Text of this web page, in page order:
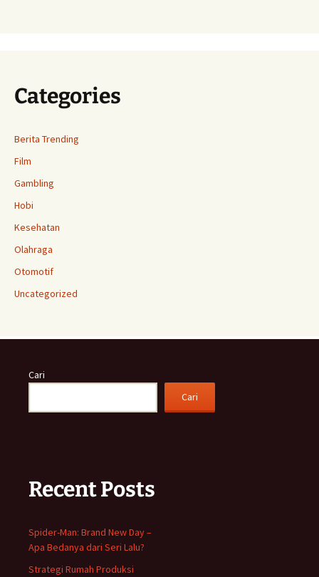
Categories
Berita Trending
Film
Gambling
Hobi
Kesehatan
Olahraga
Otomotif
Uncategorized
Cari
Cari
Recent Posts
Spider-Man: Brand New Day –
Apa Bedanya dari Seri Lalu?
Strategi Rumah Produksi